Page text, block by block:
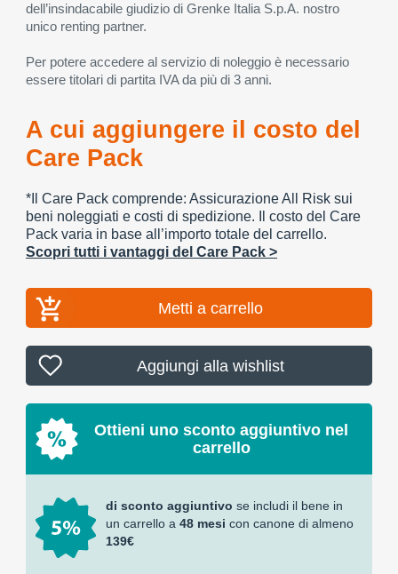
dell’insindacabile giudizio di Grenke Italia S.p.A. nostro
unico renting partner.
Per potere accedere al servizio di noleggio è necessario
essere titolari di partita IVA da più di 3 anni.
A cui aggiungere il costo del
Care Pack
*Il Care Pack comprende: Assicurazione All Risk sui
beni noleggiati e costi di spedizione. Il costo del Care
Pack varia in base all’importo totale del carrello.
Scopri tutti i vantaggi del Care Pack >
Metti a carrello
Aggiungi alla wishlist
Ottieni uno sconto aggiuntivo nel
carrello
di sconto aggiuntivo se includi il bene in
un carrello a 48 mesi con canone di almeno
139€